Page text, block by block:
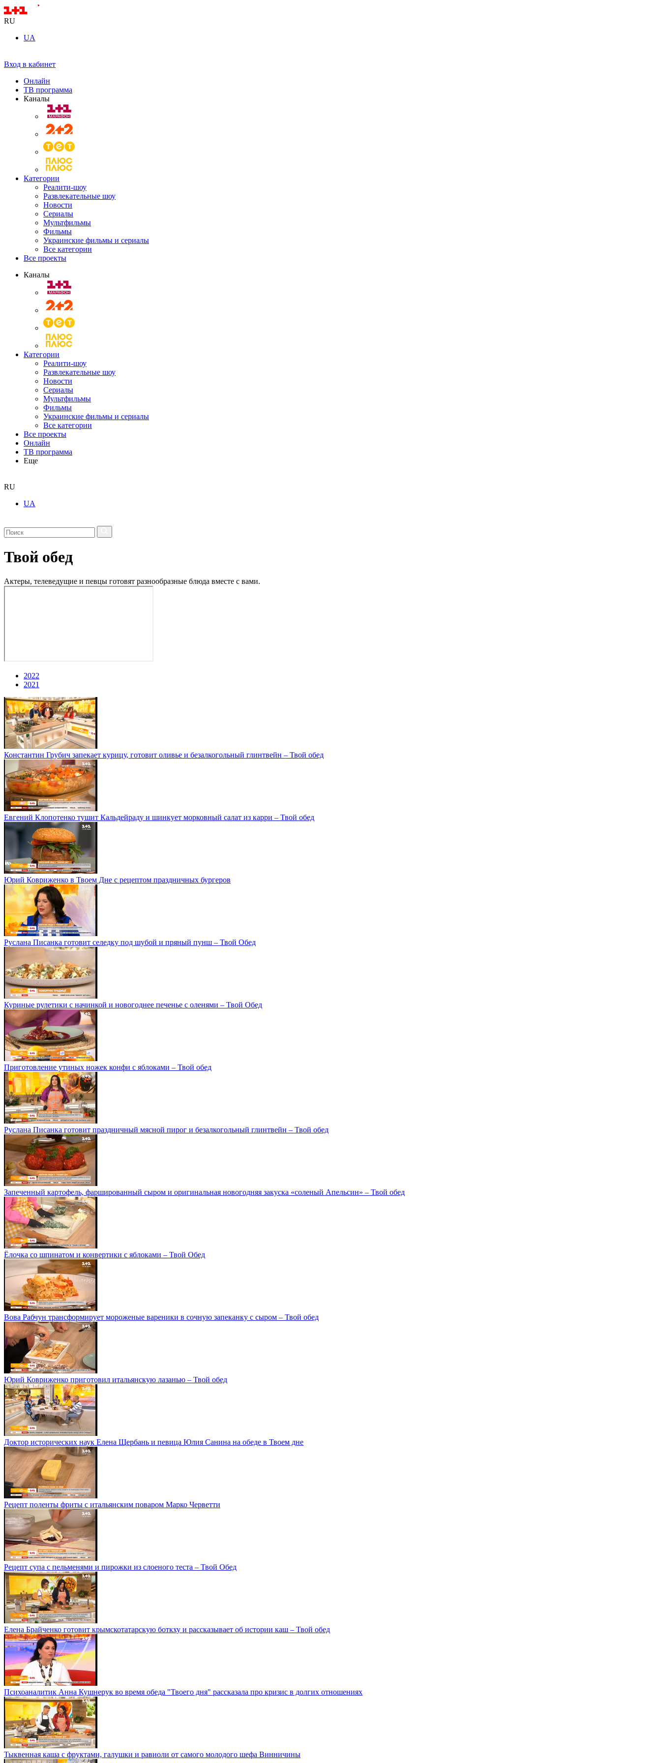
RU
UA
Вход в кабинет
Онлайн
ТВ программа
Каналы
Категории
Реалити-шоу
Развлекательные шоу
Новости
Сериалы
Мультфильмы
Фильмы
Украинские фильмы и сериалы
Все категории
Все проекты
Каналы
Категории
Реалити-шоу
Развлекательные шоу
Новости
Сериалы
Мультфильмы
Фильмы
Украинские фильмы и сериалы
Все категории
Все проекты
Онлайн
ТВ программа
Еще
RU
UA
Твой обед
Актеры, телеведущие и певцы готовят разнообразные блюда вместе с вами.
2022
2021
Константин Грубич запекает курицу, готовит оливье и безалкогольный глинтвейн – Твой обед
Евгений Клопотенко тушит Кальдейраду и шинкует морковный салат из карри – Твой обед
Юрий Ковриженко в Твоем Дне с рецептом праздничных бургеров
Руслана Писанка готовит селедку под шубой и пряный пунш – Твой Обед
Куриные рулетики с начинкой и новогоднее печенье с оленями – Твой Обед
Приготовление утиных ножек конфи с яблоками – Твой обед
Руслана Писанка готовит праздничный мясной пирог и безалкогольный глинтвейн – Твой обед
Запеченный картофель, фаршированный сыром и оригинальная новогодняя закуска «соленый Апельсин» – Твой обед
Ёлочка со шпинатом и конвертики с яблоками – Твой Обед
Вова Рабчун трансформирует мороженые вареники в сочную запеканку с сыром – Твой обед
Юрий Ковриженко приготовил итальянскую лазанью – Твой обед
Доктор исторических наук Елена Щербань и певица Юлия Санина на обеде в Твоем дне
Рецепт поленты фриты с итальянским поваром Марко Черветти
Рецепт супа с пельменями и пирожки из слоеного теста – Твой Обед
Елена Брайченко готовит крымскотатарскую боткху и рассказывает об истории каш – Твой обед
Психоаналитик Анна Кушнерук во время обеда "Твоего дня" рассказала про кризис в долгих отношениях
Тыквенная каша с фруктами, галушки и равиоли от самого молодого шефа Винничины